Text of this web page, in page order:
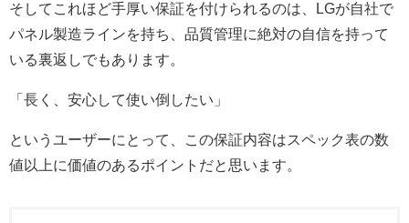
そしてこれほど手厚い保証を付けられるのは、LGが自社で
パネル製造ラインを持ち、品質管理に絶対の自信を持って
いる裏返しでもあります。
「長く、安心して使い倒したい」
というユーザーにとって、この保証内容はスペック表の数
値以上に価値のあるポイントだと思います。